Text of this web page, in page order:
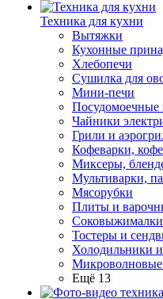
Техника для кухни
Вытяжки
Кухонные
Хлебопечи
Сушилка для
Мини-печи
Чайники
Грили и
Кофеварки,
Миксеры,
Мультиварки,
Мясорубки
Плиты и
Соковыжималки
Тостеры и
Холодильники
Микроволновые
Ещё 13